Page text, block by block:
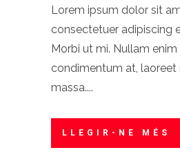
Lorem ipsum dolor sit
consectetuer adipiscing
Morbi ut mi. Nullam enim
condimentum at, laoreet
massa....
LLEGIR-NE MÉS